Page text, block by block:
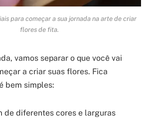
para começar a sua jornada na arte de criar
flores de fita.
vamos separar o que você vai
a criar suas flores. Fica
bem simples:
de diferentes cores e larguras